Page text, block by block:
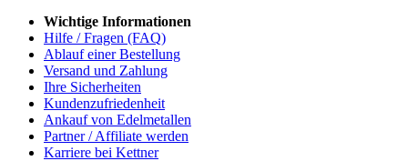
Wichtige Informationen
Hilfe / Fragen (FAQ)
Ablauf einer Bestellung
Versand und Zahlung
Ihre Sicherheiten
Kundenzufriedenheit
Ankauf von Edelmetallen
Partner / Affiliate werden
Karriere bei Kettner